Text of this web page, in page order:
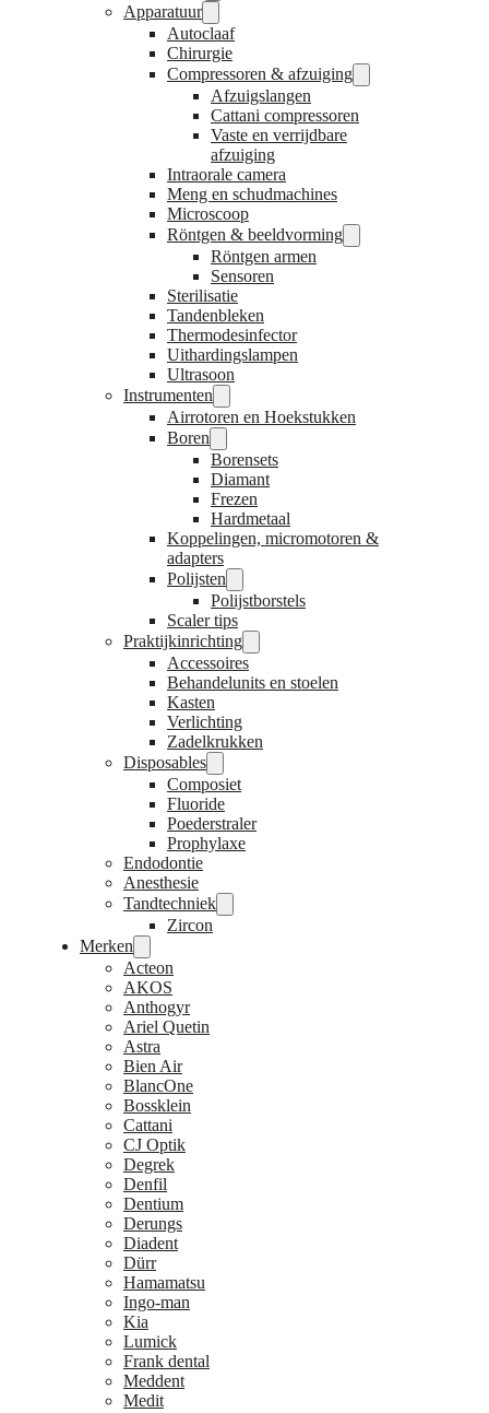
Apparatuur
Autoclaaf
Chirurgie
Compressoren & afzuiging
Afzuigslangen
Cattani compressoren
Vaste en verrijdbare
afzuiging
Intraorale camera
Meng en schudmachines
Microscoop
Röntgen & beeldvorming
Röntgen armen
Sensoren
Sterilisatie
Tandenbleken
Thermodesinfector
Uithardingslampen
Ultrasoon
Instrumenten
Airrotoren en Hoekstukken
Boren
Borensets
Diamant
Frezen
Hardmetaal
Koppelingen, micromotoren &
adapters
Polijsten
Polijstborstels
Scaler tips
Praktijkinrichting
Accessoires
Behandelunits en stoelen
Kasten
Verlichting
Zadelkrukken
Disposables
Composiet
Fluoride
Poederstraler
Prophylaxe
Endodontie
Anesthesie
Tandtechniek
Zircon
Merken
Acteon
AKOS
Anthogyr
Ariel Quetin
Astra
Bien Air
BlancOne
Bossklein
Cattani
CJ Optik
Degrek
Denfil
Dentium
Derungs
Diadent
Dürr
Hamamatsu
Ingo-man
Kia
Lumick
Frank dental
Meddent
Medit